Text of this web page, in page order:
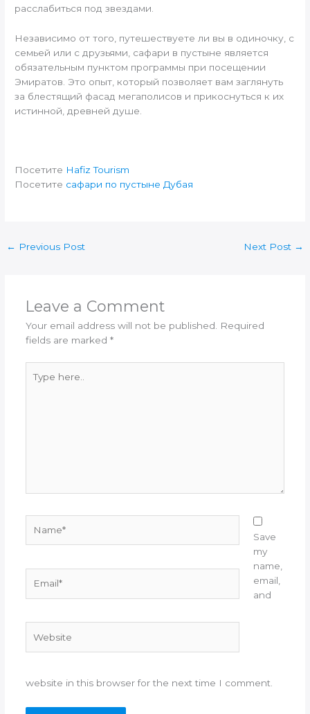
расслабиться под звездами.
Независимо от того, путешествуете ли вы в одиночку, с
семьей или с друзьями, сафари в пустыне является
обязательным пунктом программы при посещении
Эмиратов. Это опыт, который позволяет вам заглянуть
за блестящий фасад мегаполисов и прикоснуться к их
истинной, древней душе.
Посетите Hafiz Tourism
Посетите сафари по пустыне Дубая
← Previous Post Next Post →
Leave a Comment
Your email address will not be published.
Required
fields are marked *
here..
Save
my
name,
email,
and
website in this browser for the next time I comment.